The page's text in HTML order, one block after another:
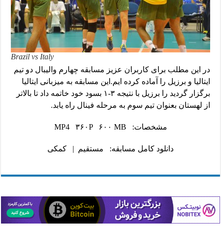
Brazil vs Italy
در این مطلب برای کاربران عزیز مسابقه چهارم والیبال دو تیم
ایتالیا و برزیل را آماده کرده ایم.این مسابقه به میزبانی ایتالیا
برگزار گردید را برزیل با نتیجه ۳-۱ بسود خود خاتمه داد تا بالاتر
از لهستان بعنوان تیم سوم به مرحله فینال راه یابد.
مشخصات: MP4 ۳۶۰P ۶۰۰ MB
دانلود کامل مسابقه: مستقیم کمکی